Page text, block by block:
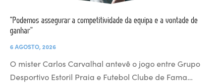
“Podemos assegurar a competitividade da equipa e a vontade de
ganhar”
6 AGOSTO, 2026
O mister Carlos Carvalhal antevê o jogo entre Grupo
Desportivo Estoril Praia e Futebol Clube de Fama…